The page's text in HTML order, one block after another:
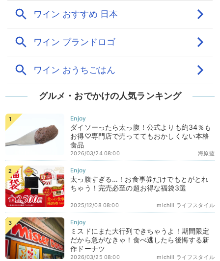
グルメ・おでかけの人気ランキング
ダイソーったら太っ腹！公式よりも約34％も
お得♡専門店で売っててもおかしくない本格
食品
海原藍
2026/03/24 08:00
太っ腹すぎる…！お食事券だけでもとがとれ
ちゃう！完売必至の超お得な福袋3選
michill ライフスタイル
2025/12/08 08:00
ミスドにまた大行列できちゃうよ！期間限定
だから急がなきゃ！食べ逃したら後悔する新
作ドーナツ
michill ライフスタイル
2026/03/25 08:00